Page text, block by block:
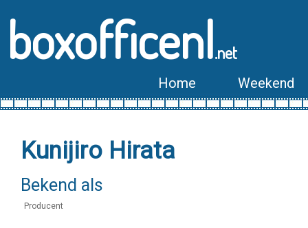
boxofficenl.net
Home Weekend
Kunijiro Hirata
Bekend als
Producent